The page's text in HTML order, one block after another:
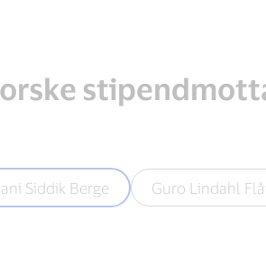
Siddik Berge Guro Lindahl